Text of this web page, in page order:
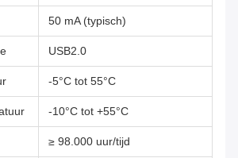
50 mA (typisch)
USB2.0
-5°C tot 55°C
-10°C tot +55°C
≥ 98.000 uur/tijd